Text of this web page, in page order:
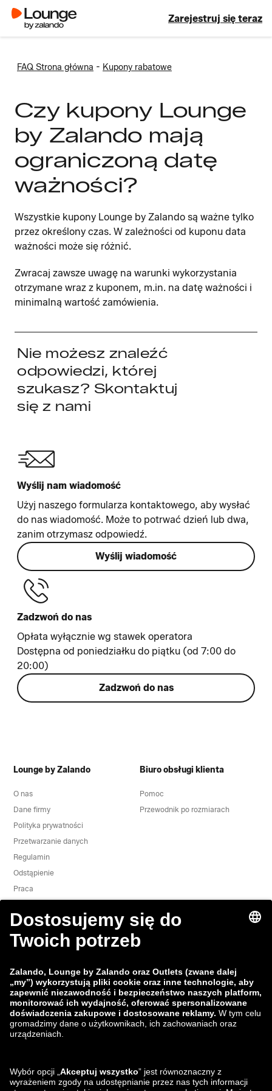
Zarejestruj się teraz
FAQ Strona główna - Kupony rabatowe
Czy kupony Lounge
by Zalando mają
ograniczoną datę
ważności?
Wszystkie kupony Lounge by Zalando są ważne tylko
przez określony czas. W zależności od kuponu data
ważności może się różnić.
Zwracaj zawsze uwagę na warunki wykorzystania
otrzymane wraz z kuponem, m.in. na datę ważności i
minimalną wartość zamówienia.
Nie możesz znaleźć
odpowiedzi, której
szukasz? Skontaktuj
się z nami
Wyślij nam wiadomość
Użyj naszego formularza kontaktowego, aby wysłać
do nas wiadomość. Może to potrwać dzień lub dwa,
zanim otrzymasz odpowiedź.
Wyślij wiadomość
Zadzwoń do nas
Opłata wyłącznie wg stawek operatora
Dostępna od poniedziałku do piątku (od 7:00 do
20:00)
Zadzwoń do nas
Lounge by Zalando
O nas
Dane firmy
Polityka prywatności
Przetwarzanie danych
Regulamin
Odstąpienie
Praca
Bezpieczeństwo Produktu
Biuro obsługi klienta
Pomoc
Przewodnik po rozmiarach
Grupa Zalando
Zalando
ABOUT YOU
Znajdziesz nas na Wysyłka i nasi partnerzy